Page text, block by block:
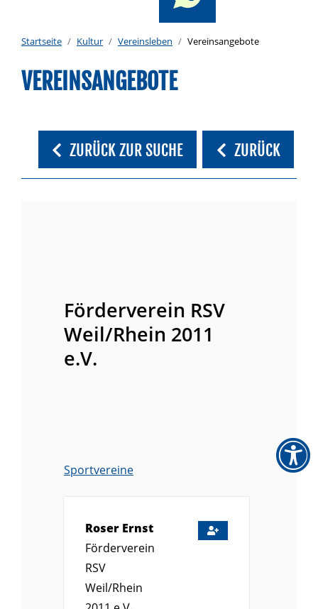
Startseite Kultur Vereinsleben Vereinsangebote
VEREINSANGEBOTE
ZURÜCK ZUR SUCHE ZURÜCK
Förderverein RSV
Weil/Rhein 2011
e.V.
Roser Ernst
Förderverein
RSV
Weil/Rhein
Sportvereine